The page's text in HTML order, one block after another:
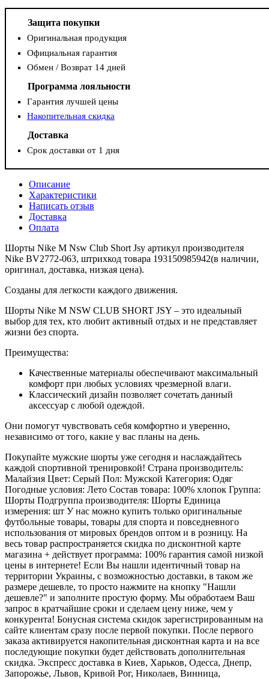
Защита покупки
Оригинальная продукция
Официальная гарантия
Обмен / Возврат 14 дней
Программа лояльности
Гарантия лучшей цены
Накопительная скидка
Доставка
Срок доставки от 1 дня
Описание
Характеристики
Написать отзыв
Доставка
Оплата
Шорты Nike M Nsw Club Short Jsy артикул производителя
Nike BV2772-063, штрихкод товара 193150985942(в наличии,
оригинал, доставка, низкая цена).
Созданы для легкости каждого движения.
Шорты Nike M NSW CLUB SHORT JSY – это идеальный
выбор для тех, кто любит активный отдых и не представляет
жизни без спорта.
Преимущества:
Качественные материалы обеспечивают максимальный
комфорт при любых условиях чрезмерной влаги.
Классический дизайн позволяет сочетать данный
аксессуар с любой одеждой.
Они помогут чувствовать себя комфортно и уверенно,
независимо от того, какие у вас планы на день.
Покупайте мужские шорты уже сегодня и наслаждайтесь
каждой спортивной тренировкой! Страна производитель:
Малайзия Цвет: Серый Пол: Мужской Категория: Одяг
Погодные условия: Лето Состав товара: 100% хлопок Группа:
Шорты Подгруппа производителя: Шорты Единица
измерения: шт У нас можно купить только оригинальные
футбольные товары, товары для спорта и повседневного
использования от мировых брендов оптом и в розницу. На
весь товар распространяется скидка по дисконтной карте
магазина + действует программа: 100% гарантия самой низкой
цены в интернете! Если Вы нашли идентичный товар на
территории Украины, с возможностью доставки, в таком же
размере дешевле, то просто нажмите на кнопку "Нашли
дешевле?" и заполните простую форму. Мы обработаем Ваш
запрос в кратчайшие сроки и сделаем цену ниже, чем у
конкурента! Бонусная система скидок зарегистрированным на
сайте клиентам сразу после первой покупки. После первого
заказа активируется накопительная дисконтная карта и на все
последующие покупки будет действовать дополнительная
скидка. Экспресс доставка в Киев, Харьков, Одесса, Днепр,
Запорожье, Львов, Кривой Рог, Николаев, Винница,